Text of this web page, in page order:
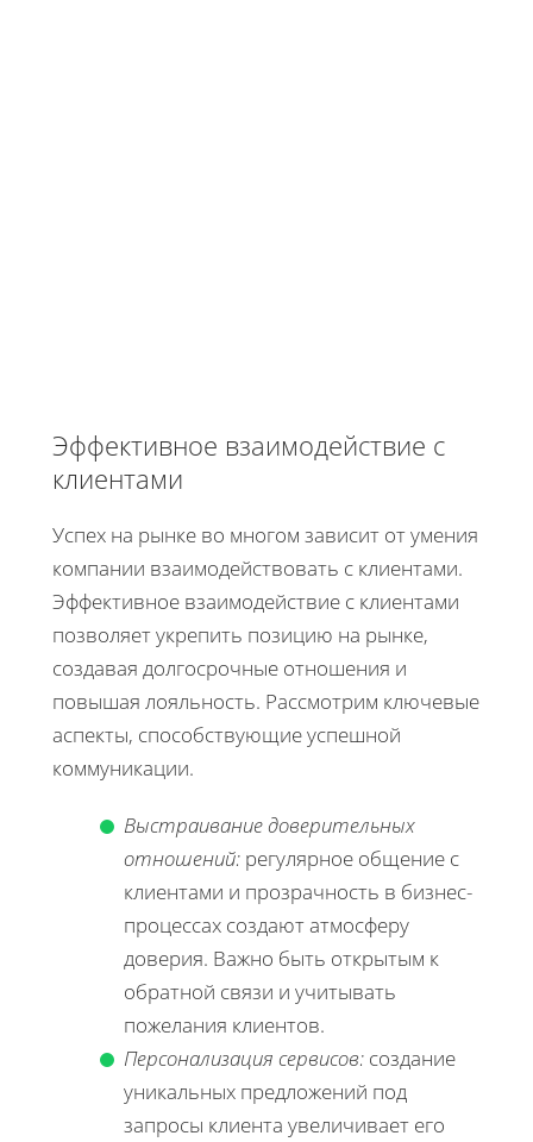
Эффективное взаимодействие с
клиентами
Успех на рынке во многом зависит от умения
компании взаимодействовать с клиентами.
Эффективное взаимодействие с клиентами
позволяет укрепить позицию на рынке,
создавая долгосрочные отношения и
повышая лояльность. Рассмотрим ключевые
аспекты, способствующие успешной
коммуникации.
Выстраивание доверительных
отношений: регулярное общение с
клиентами и прозрачность в бизнес-
процессах создают атмосферу
доверия. Важно быть открытым к
обратной связи и учитывать
пожелания клиентов.
Персонализация сервисов: создание
уникальных предложений под
запросы клиента увеличивает его